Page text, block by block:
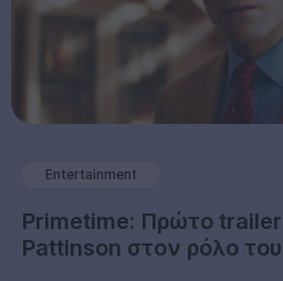
Entertainment
Primetime: Πρώτο
Pattinson στον ρόλο